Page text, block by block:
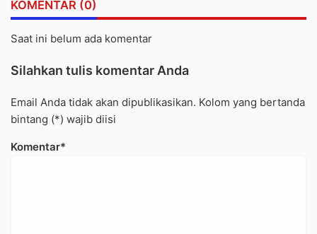
KOMENTAR (0)
Saat ini belum ada komentar
Silahkan tulis komentar Anda
Email Anda tidak akan dipublikasikan. Kolom yang bertanda
bintang (*) wajib diisi
Komentar*